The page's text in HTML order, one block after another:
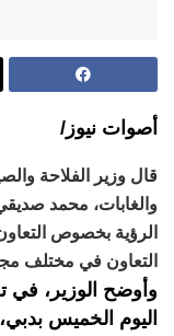
أصوات نيوز/
قال وزير الفلاحة
والغابات، محمد
الرؤية بخصوص
التعاون في مختلف
وأوضح الوزير، في
اليوم الخميس